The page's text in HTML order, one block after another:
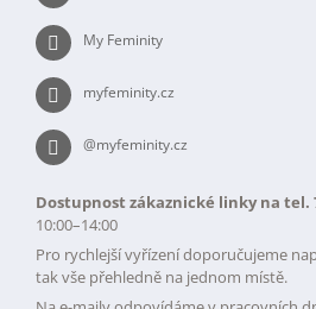
My Feminity
myfeminity.cz
@myfeminity.cz
Dostupnost zákaznické linky na tel.
10:00–14:00
Pro rychlejší vyřízení doporučujeme
tak vše přehledně na jednom místě.